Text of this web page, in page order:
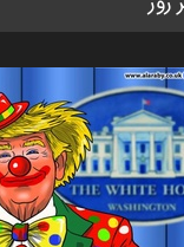
مسابقۀ
کاریکاتور
مهلت 3 ماه دیگر